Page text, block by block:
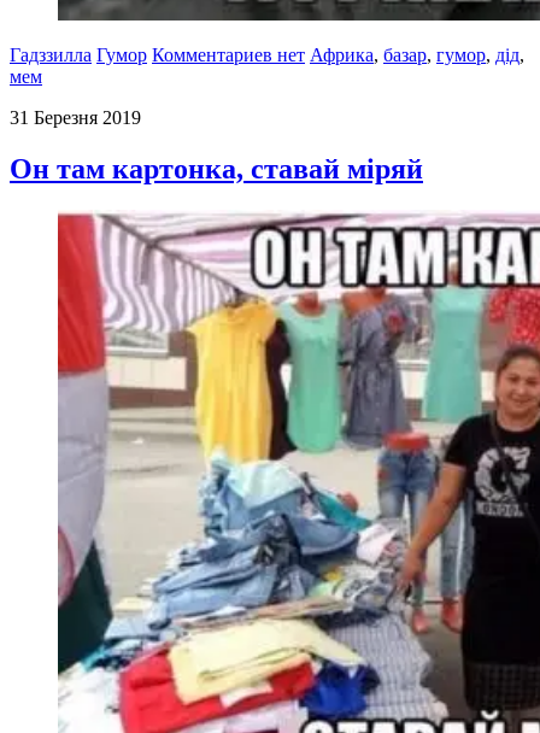
Гадззилла Гумор Комментариев нет Африка, базар, гумор, дід,
мем
31 Березня 2019
Он там картонка, ставай міряй